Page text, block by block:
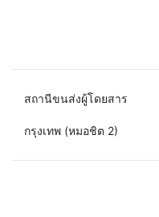
สถานีขนส่งผู้โดยสาร
กรุงเทพ (หมอชิต 2)